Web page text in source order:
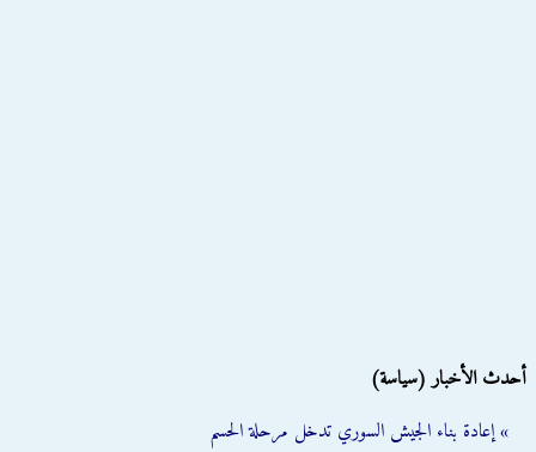
أحدث الأخبار (سياسة)
» إعادة بناء الجيش السوري تدخل مرحلة الحسم